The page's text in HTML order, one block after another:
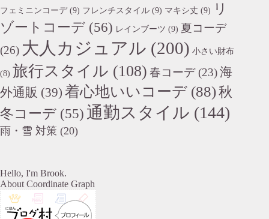
フェミニンコーデ(9) フレンチスタイル (9) マキシ丈 (9)
リ
ゾートコーデ (56) レインブーツ (9) 夏コーデ
(26) 大人カジュアル (200) 小さい財布
(8) 旅行スタイル (108) 春コーデ(23)海
外通販 (39) 着心地いいコーデ (88)秋
冬コーデ (55) 通勤スタイル (144)
雨・雪 対策 (20)
Hello, I'm Brook.
About Coordinate Graph